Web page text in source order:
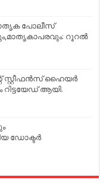
പോലീസ്
റൂറൽ
സ്റ്റീഫൻസ് ഹൈയർ
റിട്ടയേഡ് ആയി.
ഡോക്ടർ